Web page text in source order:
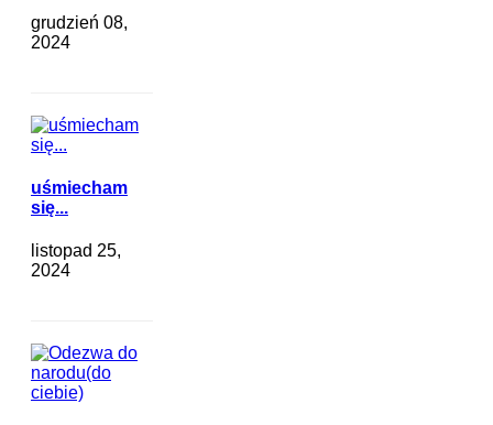
grudzień 08,
2024
uśmiecham
się...
listopad 25,
2024